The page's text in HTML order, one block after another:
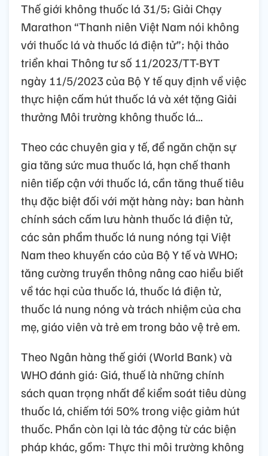
Thế giới không thuốc lá 31/5; Giải Chạy
Marathon “Thanh niên Việt Nam nói không
với thuốc lá và thuốc lá điện tử”; hội thảo
triển khai Thông tư số 11/2023/TT-BYT
ngày 11/5/2023 của Bộ Y tế quy định về việc
thực hiện cấm hút thuốc lá và xét tặng Giải
thưởng Môi trường không thuốc lá...
Theo các chuyên gia y tế, để ngăn chặn sự
gia tăng sức mua thuốc lá, hạn chế thanh
niên tiếp cận với thuốc lá, cần tăng thuế tiêu
thụ đặc biệt đối với mặt hàng này; ban hành
chính sách cấm lưu hành thuốc lá điện tử,
các sản phẩm thuốc lá nung nóng tại Việt
Nam theo khuyến cáo của Bộ Y tế và WHO;
tăng cường truyền thông nâng cao hiểu biết
về tác hại của thuốc lá, thuốc lá điện tử,
thuốc lá nung nóng và trách nhiệm của cha
mẹ, giáo viên và trẻ em trong bảo vệ trẻ em.
Theo Ngân hàng thế giới (World Bank) và
WHO đánh giá: Giá, thuế là những chính
sách quan trọng nhất để kiểm soát tiêu dùng
thuốc lá, chiếm tới 50% trong việc giảm hút
thuốc. Phần còn lại là tác động từ các biện
pháp khác, gồm: Thực thi môi trường không